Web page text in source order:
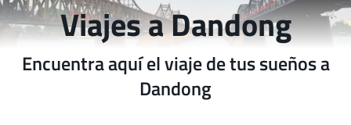
Viajes a Dandong
Encuentra aquí el viaje de tus sueños a
Dandong